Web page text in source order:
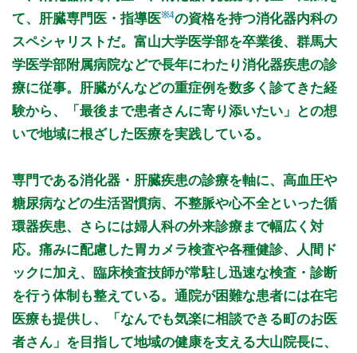
休診日: 日、祝
備考: ・受付は診療終了時間の30分前までにお願いします。
※婦人科外来は毎週月曜午前・金曜日午前に行っております。
※診療時間や臨時休診・診療内容等について、事前に必ず医療
機関ホームページ、またはお電話にてご確認ください。
公式HPはこちら
初診受付
て、肝臓専門医・指導医※4の資格を持つ消化器内科の
スペシャリストだ。富山大学医学部を卒業後、群馬大
学医学部附属病院などで長年にわたり消化器疾患の診
療に従事。肝臓がんなどの重症例を数多く診てきた経
験から、「最後まで患者さんに寄り添いたい」との想
いで地域に根ざした医療を実践している。
専門である消化器・肝臓疾患の診療を軸に、高血圧や
糖尿病などの生活習慣病、不整脈や心不全といった循
環器疾患、さらには婦人科の外来診療まで幅広く対
応。痛みに配慮した胃カメラ検査や各種健診、人間ド
ックに加え、臨床検査技師が常駐し迅速な検査・診断
を行う体制も整えている。通院が困難な患者には在宅
医療も提供し、「なんでも気楽に相談できる町のお医
者さん」を目指して地域の健康を支える大山院長に、